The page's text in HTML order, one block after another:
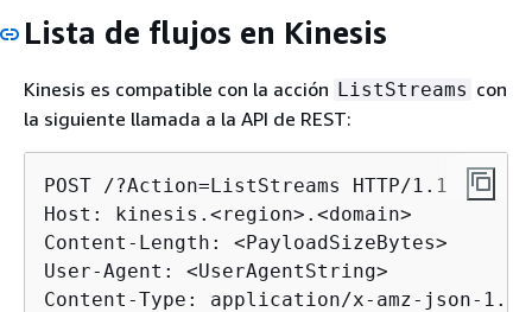
Lista de flujos en Kinesis
Kinesis es compatible con la acción ListStreams con
la siguiente llamada a la API de REST:
POST /?Action=ListStreams HTTP/1.1
Host: kinesis.<region>.<domain>
Content-Length: <PayloadSizeBytes>
User-Agent: <UserAgentString>
Content-Type: application/x-amz-json-1.1